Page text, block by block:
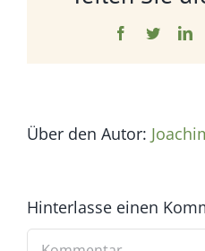
Facebook
Twitter
Über den Autor:
Hinterlasse einen
Kommentar